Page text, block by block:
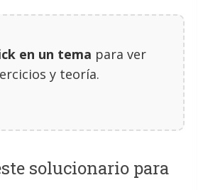
en un tema para ver
y teoría.
solucionario para